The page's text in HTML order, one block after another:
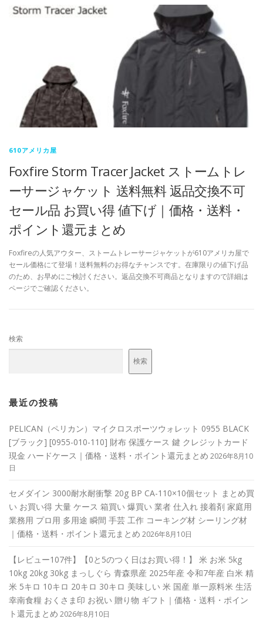
610アメリカ屋
Foxfire Storm Tracer Jacket ストームトレ
ーサージャケット 送料無料 返品交換不可
セール品 お買い得 値下げ｜価格・送料・
ポイント還元まとめ
Foxfireの人気アウター、ストームトレーサージャケットが610アメリカ屋で
セール価格にて登場！送料無料のお得なチャンスです。在庫限りの値下げ品
のため、お早めにご検討ください。返品交換不可商品となりますので詳細は
ページでご確認ください。
検索
検索
最近の投稿
PELICAN（ペリカン）マイクロスポーツウォレット 0955 BLACK
[ブラック] [0955-010-110] 財布 保護ケース 鍵 クレジットカード
現金 ハードケース｜価格・送料・ポイント還元まとめ 2026年8月10
日
セメダイン 3000耐水耐衝撃 20g BP CA-110×10個セット まとめ買
い お買い得 大量 ケース 箱買い 爆買い 業者 仕入れ 接着剤 家庭用
業務用 プロ用 多用途 瞬間 手芸 工作 コーキング材 シーリング材
｜価格・送料・ポイント還元まとめ 2026年8月10日
【レビュー107件】【0と5のつく日はお買い得！】 米 お米 5kg
10kg 20kg 30kg まっしぐら 青森県産 2025年産 令和7年産 白米 精
米 5キロ 10キロ 20キロ 30キロ 美味しい 米 国産 単一原料米 生活
幸南食糧 おくさま印 お祝い 贈り物 ギフト｜価格・送料・ポイン
ト還元まとめ 2026年8月10日